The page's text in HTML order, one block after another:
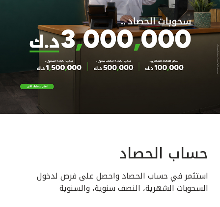
حساب الحصاد
استثمر في حساب الحصاد واحصل على فرص لدخول
السحوبات الشهرية، النصف سنوية، والسنوية